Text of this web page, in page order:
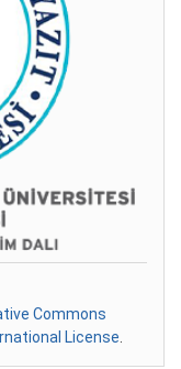
Commons
License.